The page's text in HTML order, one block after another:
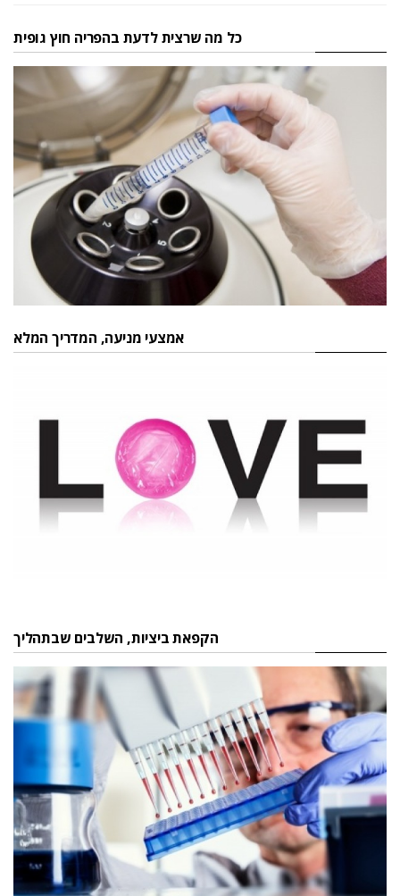
כל מה שרצית לדעת בהפריה חוץ גופית
אמצעי מניעה, המדריך המלא
הקפאת ביציות, השלבים שבתהליך